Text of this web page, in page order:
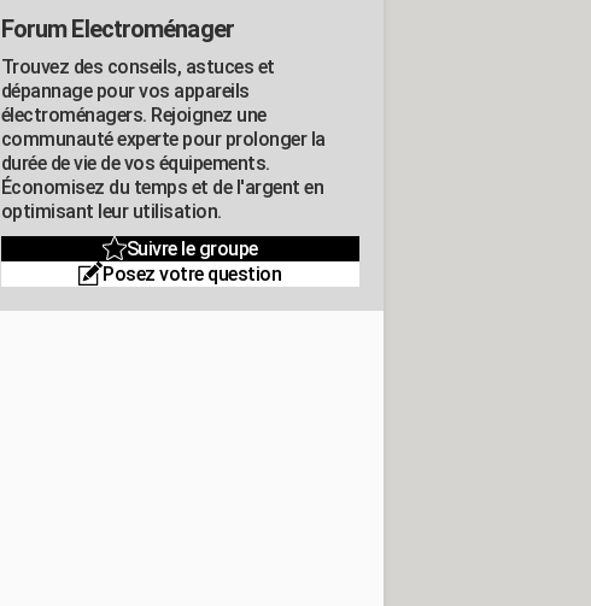
Forum Electroménager
Trouvez des conseils, astuces et
dépannage pour vos appareils
électroménagers. Rejoignez une
communauté experte pour prolonger la
durée de vie de vos équipements.
Économisez du temps et de l'argent en
optimisant leur utilisation.
Suivre le groupe
Posez votre question